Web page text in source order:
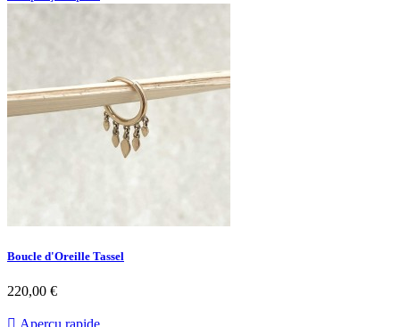
Boucle d'Oreille Tassel
Prix
220,00 €